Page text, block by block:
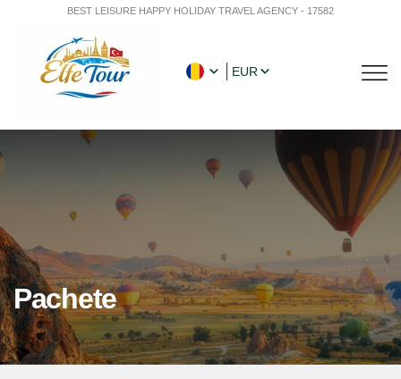
BEST LEISURE HAPPY HOLIDAY TRAVEL AGENCY - 17582
EUR
Pachete